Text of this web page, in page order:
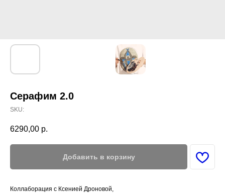
Серафим 2.0
SKU:
6290,00 р.
Добавить в корзину
Коллаборация с Ксенией Дроновой,